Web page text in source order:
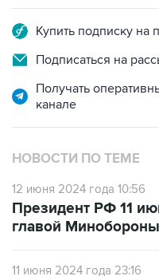
Купить подписку на
Подписаться на
Получать
канале
НОВОСТИ ПО ТЕМЕ
12 июня 2024 года 10:56
Президент РФ 11
главой
11 июня 2024 года 23:16